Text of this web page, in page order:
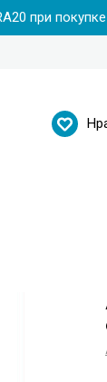
при покупке